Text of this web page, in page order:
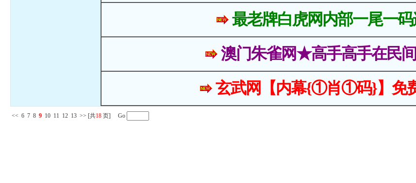
最老牌白虎网内部一尾一
澳门朱雀网★高手高手在民
玄武网【内幕{①肖①码}】免
<< 6 7 8 9 10 11 12 13 >> [共18 页] Go